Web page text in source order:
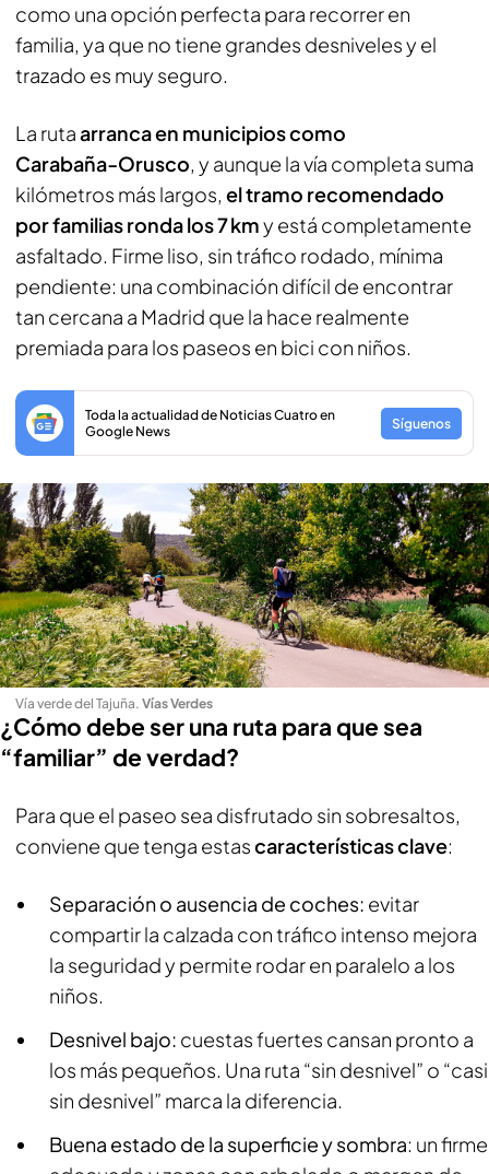
como una opción perfecta para recorrer en
familia, ya que no tiene grandes desniveles y el
trazado es muy seguro.
La rutaarranca en municipios como
Carabaña‑Orusco, y aunque la vía completa suma
kilómetros más largos, el tramo recomendado
por familias ronda los 7 kmy está completamente
asfaltado. Firme liso, sin tráfico rodado, mínima
pendiente: una combinación difícil de encontrar
tan cercana a Madrid que la hace realmente
premiada para los paseos en bici con niños.
Toda la actualidad de Noticias Cuatro en
Google News
Síguenos
Vía verde del Tajuña. Vías Verdes
¿Cómo debe ser una ruta para que sea
“familiar” de verdad?
Para que el paseo sea disfrutado sin sobresaltos,
conviene que tenga estascaracterísticas clave:
Separación o ausencia de coches: evitar
compartir la calzada con tráfico intenso mejora
la seguridad y permite rodar en paralelo a los
niños.
Desnivel bajo: cuestas fuertes cansan pronto a
los más pequeños. Una ruta “sin desnivel” o “casi
sin desnivel” marca la diferencia.
Buena estado de la superficie y sombra: un firme